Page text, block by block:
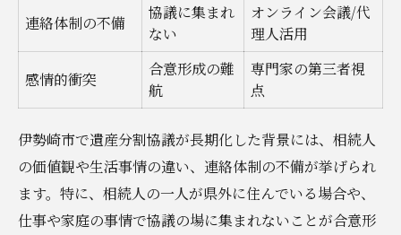
連絡体制の不備
協議に集まれ
ない
オンライン会議/代
理人活用
感情的衝突
合意形成の難
航
専門家の第三者視
点
伊勢崎市で遺産分割協議が長期化した背景には、相続人
の価値観や生活事情の違い、連絡体制の不備が挙げられ
ます。特に、相続人の一人が県外に住んでいる場合や、
仕事や家庭の事情で協議の場に集まれないことが合意形